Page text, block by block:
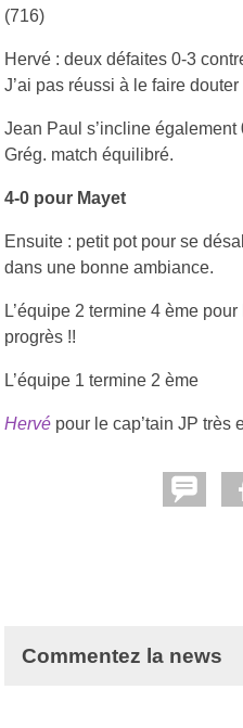
(716)
Hervé : deux défaites 0-3
J’ai pas réussi à le faire douter
Jean Paul s’incline
Grég. match équilibré.
4-0 pour Mayet
Ensuite : petit pot pour se
dans une bonne ambiance.
L’équipe 2 termine 4 ème
progrès !!
L’équipe 1 termine 2 ème
Hervé pour le cap’tain JP très
Commentez la news